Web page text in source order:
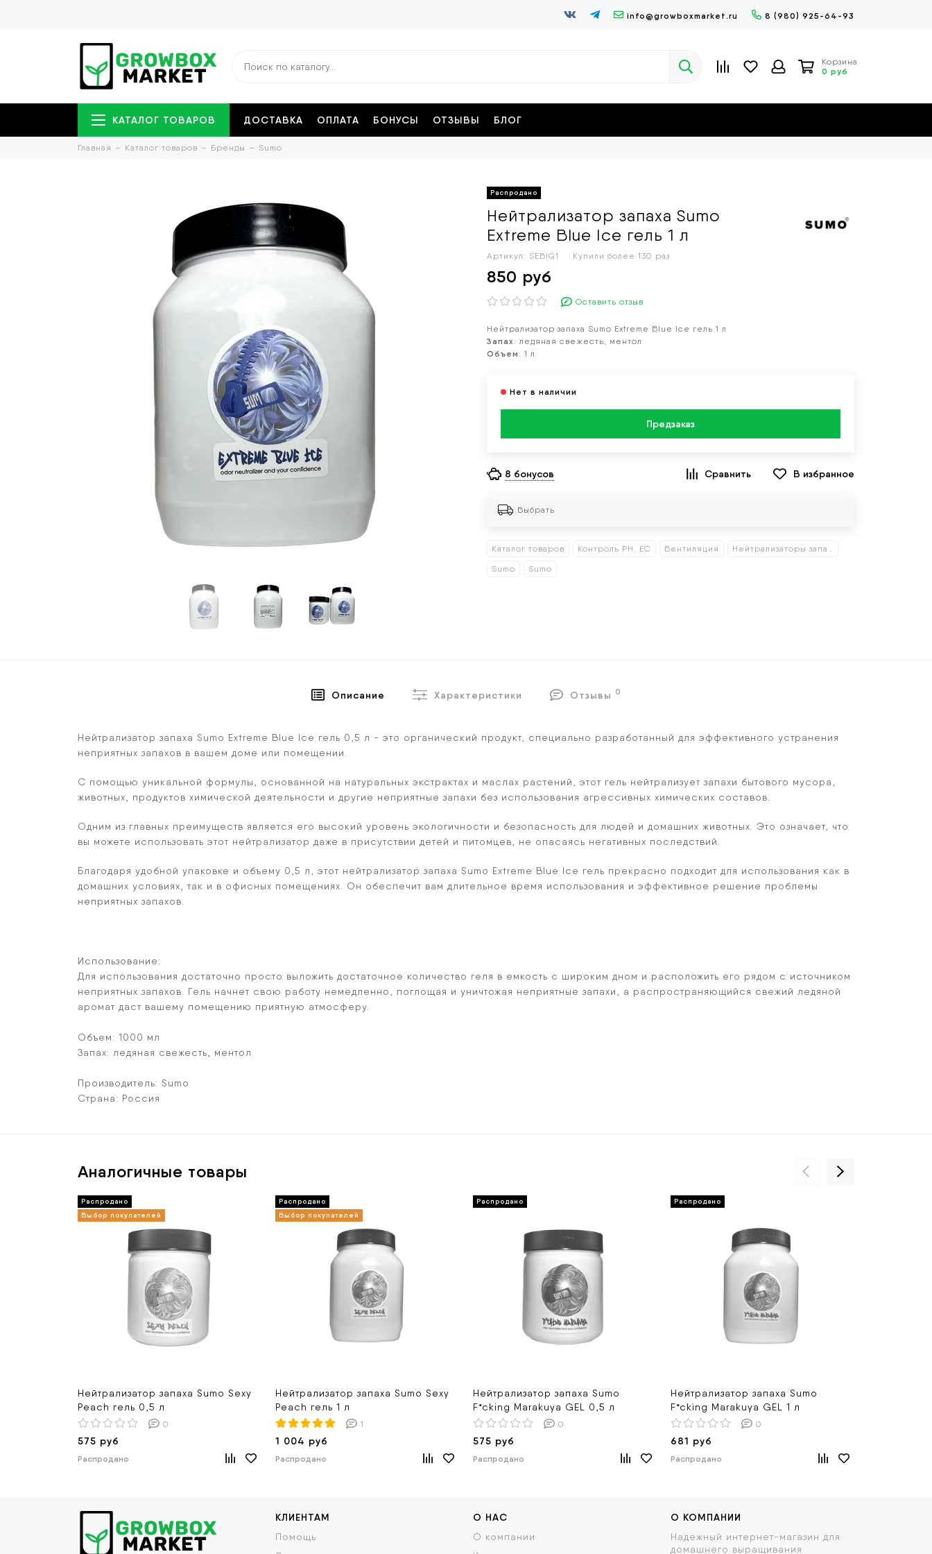
info@growboxmarket.ru 8 (980) 925-64-93
Корзина
0 руб
КАТАЛОГ ТОВАРОВ ДОСТАВКА ОПЛАТА БОНУСЫ ОТЗЫВЫ БЛОГ
Главная Каталог товаров Бренды Sumo
Нейтрализатор запаха Sumo
Extreme Blue Ice гель 1 л
Артикул: SEBIG1 Купили более 130 раз
850 руб
Оставить отзыв
Нейтрализатор запаха Sumo Extreme Blue Ice гель 1 л
Запах : ледяная свежесть, ментол
Объем : 1 л
Предзаказ
8 бонусов В избранное
Выбрать
Каталог товаров Контроль PH, EC Вентиляция Нейтрализаторы запаха
Sumo Sumo
Описание Характеристики Отзывы 0
Нейтрализатор запаха Sumo Extreme Blue Ice гель 0,5 л - это органический продукт, специально разработанный для эффективного устранения
неприятных запахов в вашем доме или помещении.
С помощью уникальной формулы, основанной на натуральных экстрактах и маслах растений, этот гель нейтрализует запахи бытового мусора,
животных, продуктов химической деятельности и другие неприятные запахи без использования агрессивных химических составов.
Одним из главных преимуществ является его высокий уровень экологичности и безопасность для людей и домашних животных. Это означает, что
вы можете использовать этот нейтрализатор даже в присутствии детей и питомцев, не опасаясь негативных последствий.
Благодаря удобной упаковке и объему 0,5 л, этот нейтрализатор запаха Sumo Extreme Blue Ice гель прекрасно подходит для использования как в
домашних условиях, так и в офисных помещениях. Он обеспечит вам длительное время использования и эффективное решение проблемы
неприятных запахов.
Использование:
Для использования достаточно просто выложить достаточное количество геля в емкость с широким дном и расположить его рядом с источником
неприятных запахов. Гель начнет свою работу немедленно, поглощая и уничтожая неприятные запахи, а распространяющийся свежий ледяной
аромат даст вашему помещению приятную атмосферу.
Объем: 1000 мл
Запах: ледяная свежесть, ментол
Производитель: Sumo
Страна: Россия
Аналогичные товары
Нейтрализатор запаха Sumo Sexy
Peach гель 0,5 л
0
575 руб
Распродано
Нейтрализатор запаха Sumo Sexy
Peach гель 1 л
1
1 004 руб
Распродано
Нейтрализатор запаха Sumo
F*cking Marakuya GEL 0,5 л
0
575 руб
Распродано
Нейтрализатор запаха Sumo
F*cking Marakuya GEL 1 л
0
681 руб
Распродано
КЛИЕНТАМ
Помощь
О НАС
О компании
О КОМПАНИИ
Надежный интернет-магазин для
домашнего выращивания